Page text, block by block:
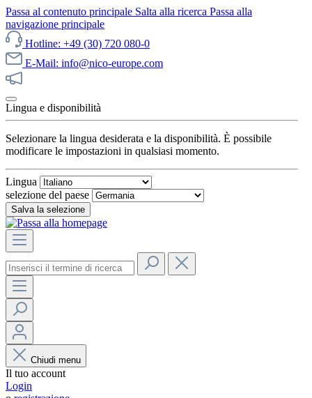
Passa al contenuto principale Salta alla ricerca Passa alla
navigazione principale
Hotline: +49 (30) 720 080-0
E-Mail: info@nico-europe.com
Lingua e disponibilità
Selezionare la lingua desiderata e la disponibilità. È possibile
modificare le impostazioni in qualsiasi momento.
Lingua
selezione del paese
Salva la selezione
Chiudi menu
Il tuo account
Login